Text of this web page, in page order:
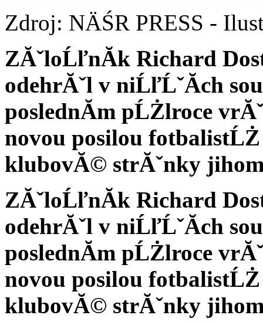
Zdroj: NÄŚR PRESS -
ZĂˇloĹľnĂ­k Richard
odehrĂˇl v niĹľĹˇĂ­ch
poslednĂ­m pĹŻlroce
novou posilou
klubovĂ© strĂˇnky
ZĂˇloĹľnĂ­k Richard
odehrĂˇl v niĹľĹˇĂ­ch
poslednĂ­m pĹŻlroce
novou posilou
klubovĂ© strĂˇnky